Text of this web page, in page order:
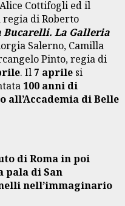
Cottifogli ed il
di Roberto
Bucarelli. La Galleria
Salerno, Camilla
Pinto, regia di
. Il 7 aprile si
100 anni di
all’Accademia di Belle
di Roma in poi
pala di San
nell’immaginario